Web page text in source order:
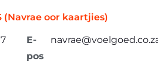
(Navrae oor kaartjies)
E-
pos